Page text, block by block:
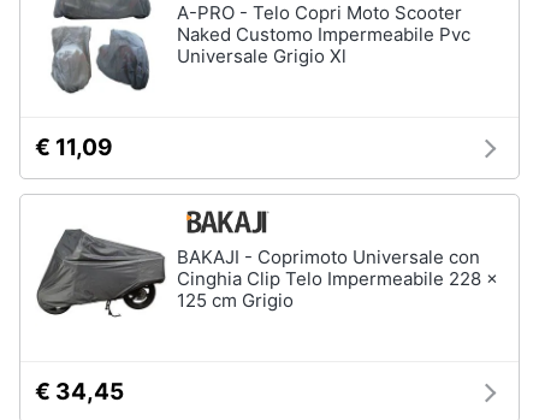
A-PRO - Telo Copri Moto Scooter
Naked Customo Impermeabile Pvc
Universale Grigio Xl
€ 11,09
BAKAJI - Coprimoto Universale con
Cinghia Clip Telo Impermeabile 228 x
125 cm Grigio
€ 34,45